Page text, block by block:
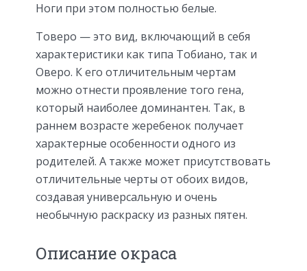
Ноги при этом полностью белые.
Товеро — это вид, включающий в себя
характеристики как типа Тобиано, так и
Оверо. К его отличительным чертам
можно отнести проявление того гена,
который наиболее доминантен. Так, в
раннем возрасте жеребенок получает
характерные особенности одного из
родителей. А также может присутствовать
отличительные черты от обоих видов,
создавая универсальную и очень
необычную раскраску из разных пятен.
Описание окраса